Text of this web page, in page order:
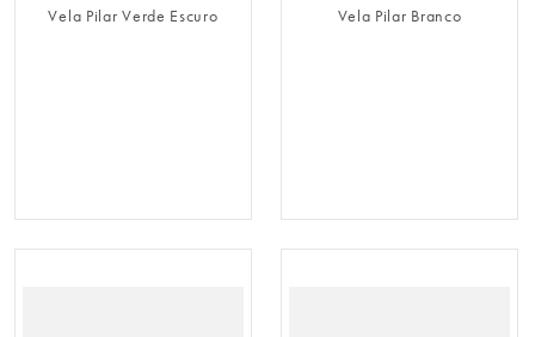
Vela Pilar Verde Escuro Vela Pilar Branco